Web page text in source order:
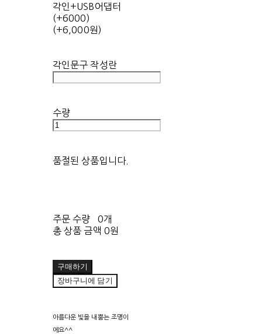
각인+USB어댑터
(+6000)
(+6,000원)
각인문구 작성란
수량
품절된 상품입니다.
주문 수량
0개
총 상품 금액 0원
구매하기
장바구니에 담기
아름다운 빛을 내뿜는 조명이
에요^^